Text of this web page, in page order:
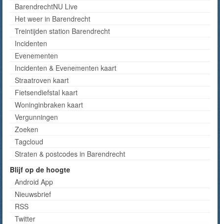
BarendrechtNU Live
Het weer in Barendrecht
Treintijden station Barendrecht
Incidenten
Evenementen
Incidenten & Evenementen kaart
Straatroven kaart
Fietsendiefstal kaart
Woninginbraken kaart
Vergunningen
Zoeken
Tagcloud
Straten & postcodes in Barendrecht
Blijf op de hoogte
Android App
Nieuwsbrief
RSS
Twitter